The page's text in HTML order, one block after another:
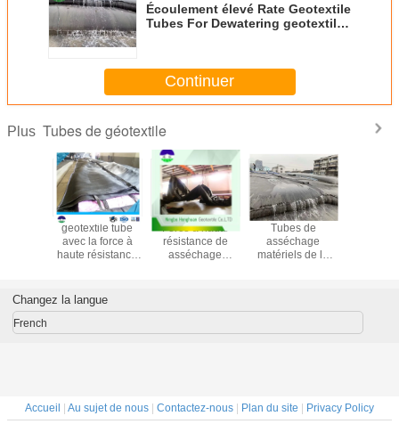
Écoulement élevé Rate Geotextile
Tubes For Dewatering geotextile
Continuer
Plus Tubes de géotextile
geotextile tube
avec la force à
haute résistance
Force à haute
résistance de
asséchage
Tubes de
asséchage
matériels de la
Changez la langue
French
Accueil | Au sujet de nous | Contactez-nous | Plan du site | Privacy Policy